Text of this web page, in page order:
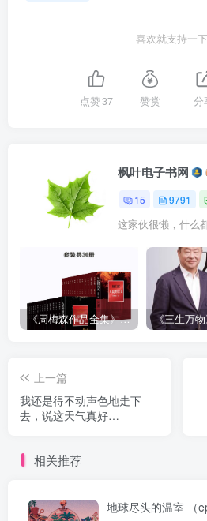
喜欢就支持一
点赞37 赞赏 分
枫叶电子书网
15 9791
这家伙很懒，什么
《周梅森作品全集》[共30册]
上一篇
我还是得不动声色地走下
去，说这天气真好
相关推荐
地球尽头的温室 （